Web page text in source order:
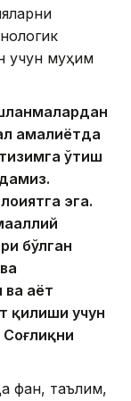
учун муҳим
амалиётда
ўтиш
эга.
бўлган
ҳаёт
қилиши учун
фан, таълим,